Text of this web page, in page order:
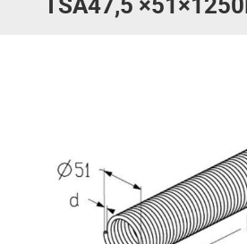
Противопожарные ворота
Главная
TSA47,5